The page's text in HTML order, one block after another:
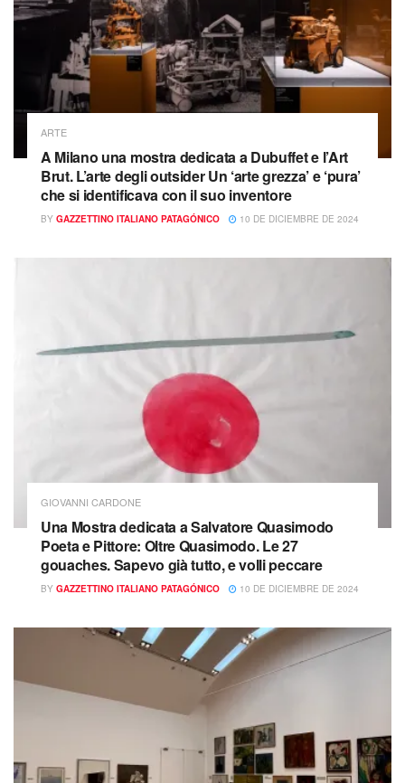
ARTE
A Milano una mostra dedicata a Dubuffet e l’Art
Brut. L’arte degli outsider Un ‘arte grezza’ e ‘pura’
che si identificava con il suo inventore
BY GAZZETTINO ITALIANO PATAGÓNICO 10 DE DICIEMBRE DE 2024
GIOVANNI CARDONE
Una Mostra dedicata a Salvatore Quasimodo
Poeta e Pittore: Oltre Quasimodo. Le 27
gouaches. Sapevo già tutto, e volli peccare
BY GAZZETTINO ITALIANO PATAGÓNICO 10 DE DICIEMBRE DE 2024